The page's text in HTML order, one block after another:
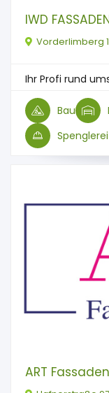
IWD
Vorderlimberg
Ihr Profi rund
Bau
Spenglerei
ART